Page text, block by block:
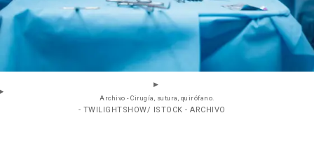
Archivo - Cirugía, sutura, quirófano.
- TWILIGHTSHOW/ ISTOCK - ARCHIVO